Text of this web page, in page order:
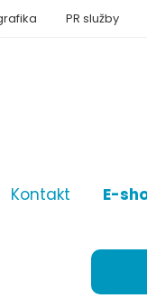
Kontakt E-
PR služby